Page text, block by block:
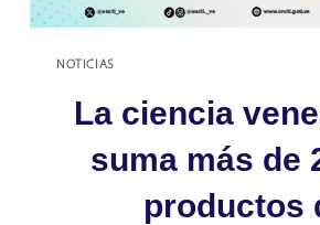
NOTICIAS
La ciencia
suma más de
productos